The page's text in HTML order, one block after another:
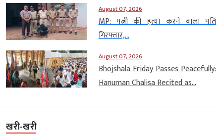
August 07, 2026
MP: पत्नी की हत्या करने वाला पति
गिरफ्तार,...
August 07, 2026
Bhojshala Friday Passes Peacefully:
Hanuman Chalisa Recited as...
खरी-खरी